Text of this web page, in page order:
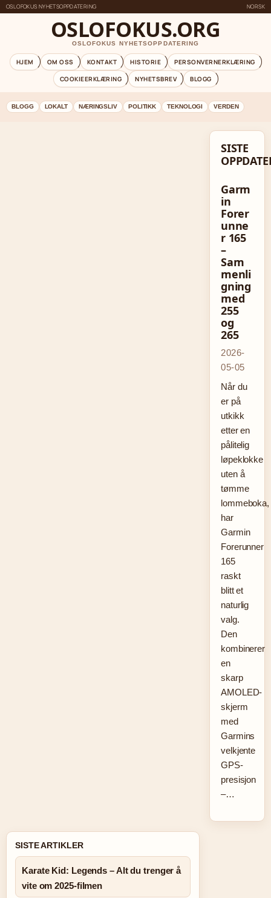
OSLOFOKUS NYHETSOPPDATERING NORSK
OSLOFOKUS.ORG
OSLOFOKUS NYHETSOPPDATERING
HJEM OM OSS KONTAKT HISTORIE
PERSONVERNERKLÆRING
COOKIEERKLÆRING
NYHETSBREV BLOGG
BLOGG LOKALT NÆRINGSLIV POLITIKK TEKNOLOGI VERDEN
SISTE
Garm
in
Forer
unne
r 165
–
Sam
menli
gning
med
255
og
265
2026-
05-05
Når du
er på
utkikk
etter en
pålitelig
løpeklokke
uten å
tømme
lommeboka,
har
Garmin
Forerunner
165
raskt
blitt et
naturlig
valg.
Den
kombinerer
en
skarp
AMOLED-
skjerm
med
Garmins
velkjente
GPS-
presisjon
–…
SISTE ARTIKLER
Karate Kid: Legends – Alt du trenger å
vite om 2025-filmen